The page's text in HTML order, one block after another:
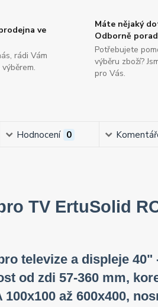
ve
rádi Vám
Máte nějaký
Odborně
Potřebujete
výběru zboží?
pro Vás.
Hodnocení 0
TV ErtuSolid
televize a displeje 40"
od zdi 57-360 mm,
až 600x400,